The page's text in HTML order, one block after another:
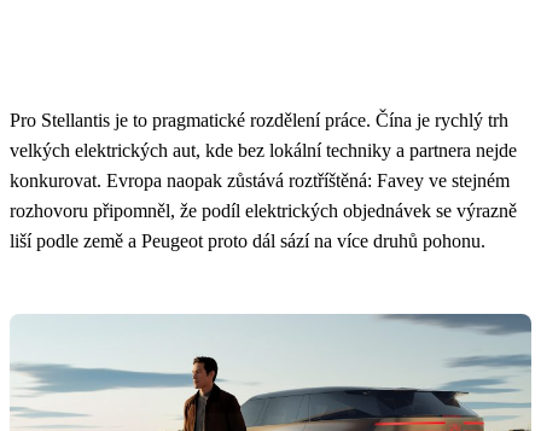
Pro Stellantis je to pragmatické rozdělení práce. Čína je rychlý trh
velkých elektrických aut, kde bez lokální techniky a partnera nejde
konkurovat. Evropa naopak zůstává roztříštěná: Favey ve stejném
rozhovoru připomněl, že podíl elektrických objednávek se výrazně
liší podle země a Peugeot proto dál sází na více druhů pohonu.